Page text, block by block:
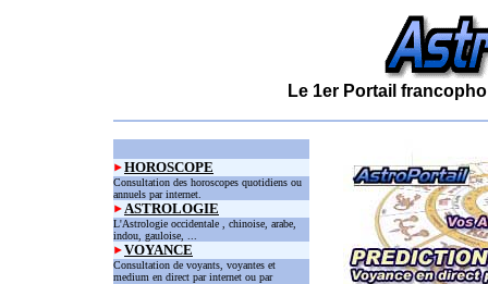
Le 1er Portail
HOROSCOPE
Consultation des horoscopes quotidiens ou
annuels par internet.
ASTROLOGIE
L'Astrologie occidentale , chinoise, arabe,
indou, gauloise, ...
VOYANCE
Consultation de voyants, voyantes et
medium en direct par internet ou par